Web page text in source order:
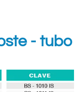
- tubo